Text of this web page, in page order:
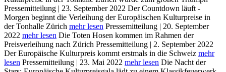
Pressemitteilung | 23. September 2022 Der Countdown läuft -
Morgen beginnt die Verleihung der Europäischen Kulturpreise in
der Tonhalle Zürich mehr lesen Pressemitteilung | 20. September
2022 mehr lesen Die Toten Hosen kommen im Rahmen der
Preisverleihung nach Zürich Pressemitteilung | 2. September 2022
Der Europäische Kulturpreis kommt erstmals in die Schweiz mehr
lesen Pressemitteilung | 23. Mai 2022 mehr lesen Die Nacht der